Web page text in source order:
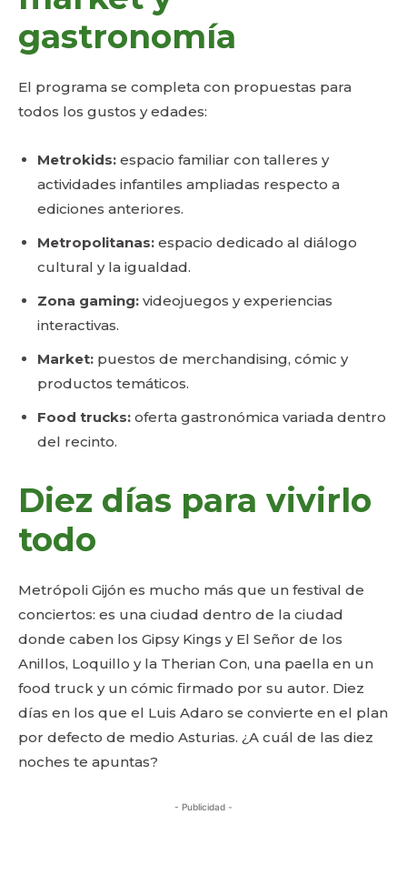
gastronomía
El programa se completa con propuestas para
todos los gustos y edades:
Metrokids: espacio familiar con talleres y
actividades infantiles ampliadas respecto a
ediciones anteriores.
Metropolitanas: espacio dedicado al diálogo
cultural y la igualdad.
Zona gaming: videojuegos y experiencias
interactivas.
Market: puestos de merchandising, cómic y
productos temáticos.
Food trucks: oferta gastronómica variada dentro
del recinto.
Diez días para vivirlo
todo
Metrópoli Gijón es mucho más que un festival de
conciertos: es una ciudad dentro de la ciudad
donde caben los Gipsy Kings y El Señor de los
Anillos, Loquillo y la Therian Con, una paella en un
food truck y un cómic firmado por su autor. Diez
días en los que el Luis Adaro se convierte en el plan
por defecto de medio Asturias. ¿A cuál de las diez
noches te apuntas?
- Publicidad -